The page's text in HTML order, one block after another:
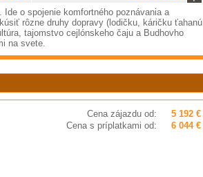
o spojenie komfortného poznávania a
rôzne druhy dopravy (lodičku, káričku ťahanú
tajomstvo cejlónskeho čaju a Budhovho
na svete.
Cena zájazdu od:
5 192 €
Cena s príplatkami od:
6 044 €